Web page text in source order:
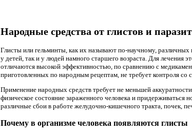
Народные средства от глистов и
Глисты или гельминты, как их называют по-научному,
у детей, так и у людей намного старшего возраста. Для лечения
отличаются высокой эффективностью, по сравнению с
приготовленных по народным рецептам, не требует контроля со
Применение народных средств требует не меньшей
физическое состояние зараженного человека и
различные сбои в работе желудочно-кишечного тракта, почек,
Почему в организме человека появляются глисты